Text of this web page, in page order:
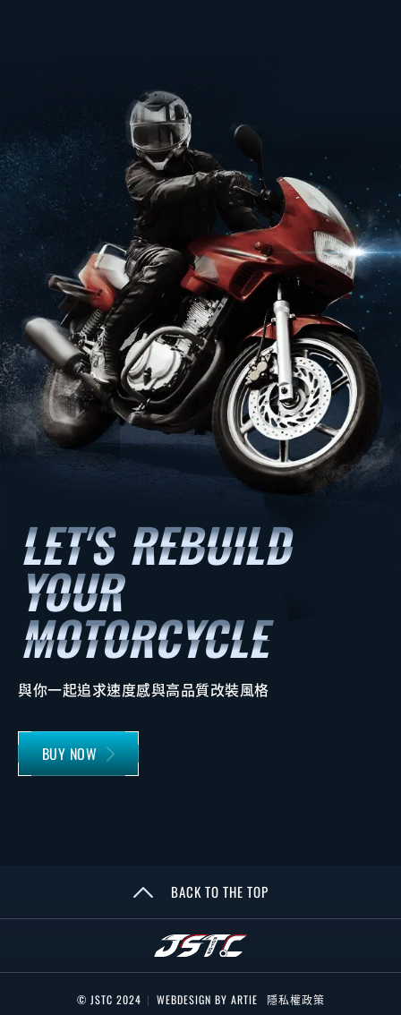
與你一起追求速度感與高品質改裝風格
BUY NOW
BACK TO THE TOP
© JSTC 2024 | WEBDESIGN BY ARTIE 隱私權政策